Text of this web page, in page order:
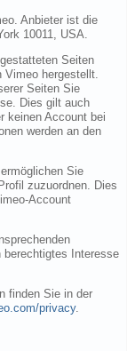
Anbieter ist die
10011, USA.
Seiten
Vimeo hergestellt.
Seiten Sie
Dies gilt auch
keinen Account bei
werden an den
Sie
zuzuordnen. Dies
Account
berechtigtes Interesse
finden Sie in der
privacy.